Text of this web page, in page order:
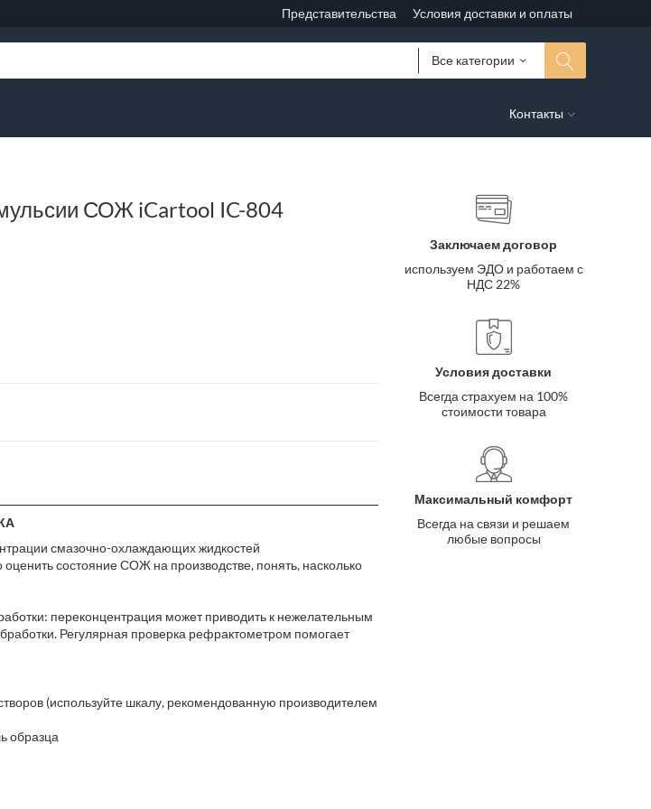
Представительства Условия доставки и оплаты
Все категории
Контакты
СОЖ iCartool IC-804
смазочно-охлаждающих жидкостей
состояние СОЖ на производстве, понять, насколько
переконцентрация может приводить к нежелательным
Регулярная проверка рефрактометром помогает
(используйте шкалу, рекомендованную производителем
образца
Заключаем договор
используем ЭДО и работаем с
НДС 22%
Условия доставки
Всегда страхуем на 100%
стоимости товара
Максимальный комфорт
Всегда на связи и решаем
любые вопросы